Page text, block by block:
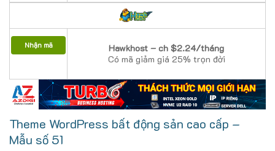
Nhận mã
Hawkhost – ch $2.24/tháng
Có mã giảm giá 25% trọn đời
Theme WordPress bất động sản cao cấp –
Mẫu số 51